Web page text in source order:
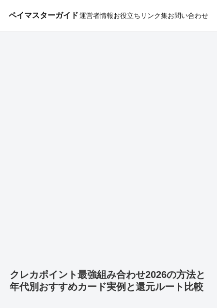
ペイマスターガイド運営者情報お役立ちリンク集お問い合わせ
クレカポイント最強組み合わせ2026の方法と
年代別おすすめカード実例と還元ルート比較